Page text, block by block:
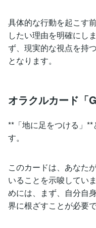
具体的な行動を起こす
したい理由を明確にし
ず、現実的な視点を持
となります。
オラクルカード「
**「地に足をつける」
す。
このカードは、あなた
いることを示唆してい
めには、まず、自分自
界に根ざすことが必要で